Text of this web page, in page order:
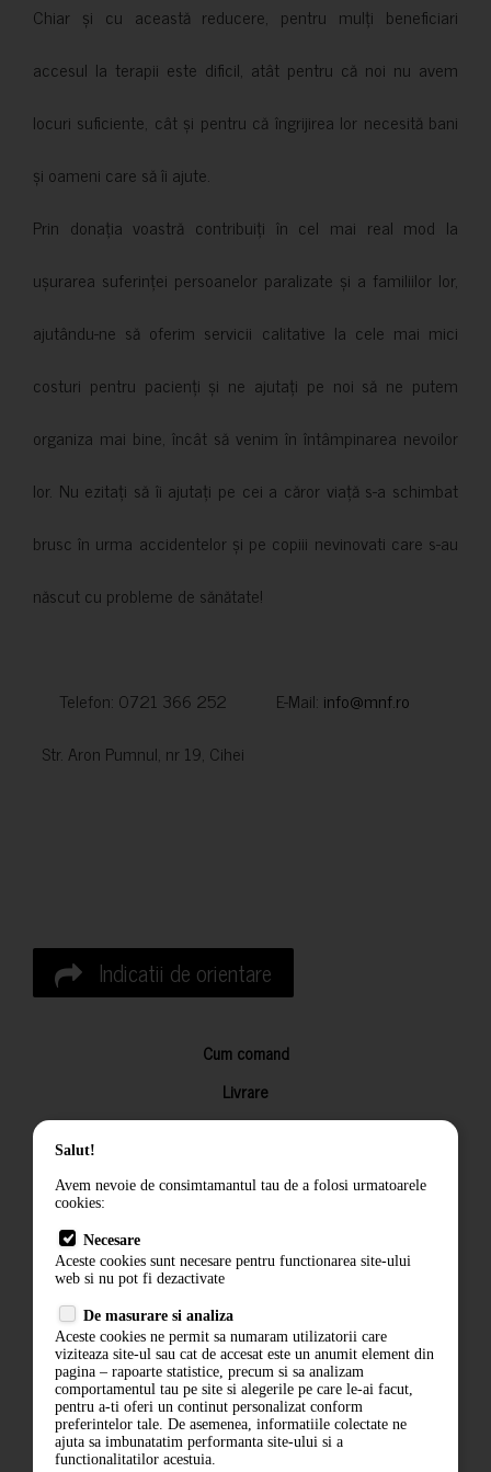
Chiar și cu această reducere, pentru mulți beneficiari
accesul la terapii este dificil, atât pentru că noi nu avem
locuri suficiente, cât și pentru că îngrijirea lor necesită bani
și oameni care să îi ajute.
Prin donația voastră contribuiți în cel mai real mod la
ușurarea suferinței persoanelor paralizate și a familiilor lor,
ajutându-ne să oferim servicii calitative la cele mai mici
costuri pentru pacienți și ne ajutați pe noi să ne putem
organiza mai bine, încât să venim în întâmpinarea nevoilor
lor. Nu ezitați să îi ajutați pe cei a căror viață s-a schimbat
brusc în urma accidentelor și pe copiii nevinovati care s-au
născut cu probleme de sănătate!
Telefon: 0721 366 252 E-Mail: info@mnf.ro
Str. Aron Pumnul, nr 19, Cihei
Indicatii de orientare
Cum comand
Livrare
Returnarea produselor
Termeni si conditii
Politica de confidentialitate
ANPC
Salut!
Avem nevoie de consimtamantul tau de a folosi urmatoarele
cookies:
Necesare
Aceste cookies sunt necesare pentru functionarea site-ului
web si nu pot fi dezactivate
De masurare si analiza
Aceste cookies ne permit sa numaram utilizatorii care
viziteaza site-ul sau cat de accesat este un anumit element din
pagina – rapoarte statistice, precum si sa analizam
comportamentul tau pe site si alegerile pe care le-ai facut,
pentru a-ti oferi un continut personalizat conform
preferintelor tale. De asemenea, informatiile colectate ne
ajuta sa imbunatatim performanta site-ului si a
functionalitatilor acestuia.